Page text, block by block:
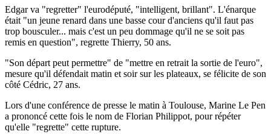
Edgar va "regretter" l'eurodéputé, "intelligent, brillant". L'énarque
était "un jeune renard dans une basse cour d'anciens qu'il faut pas
trop bousculer... mais c'est un peu dommage qu'il ne se soit pas
remis en question", regrette Thierry, 50 ans.
"Son départ peut permettre" de "mettre en retrait la sortie de l'euro",
mesure qu'il défendait matin et soir sur les plateaux, se félicite de son
côté Cédric, 27 ans.
Lors d'une conférence de presse le matin à Toulouse, Marine Le Pen
a prononcé cette fois le nom de Florian Philippot, pour répéter
qu'elle "regrette" cette rupture.